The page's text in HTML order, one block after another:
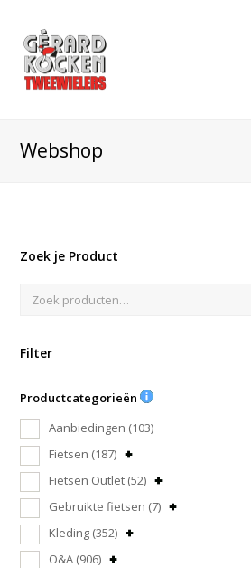
Webshop
Zoek je Product
Filter
Productcategorieën
Aanbiedingen (103)
Fietsen (187)
Fietsen Outlet (52)
Gebruikte fietsen (7)
Kleding (352)
O&A (906)